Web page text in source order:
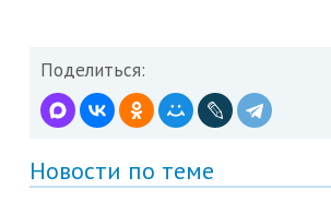
Поделиться:
Новости по теме